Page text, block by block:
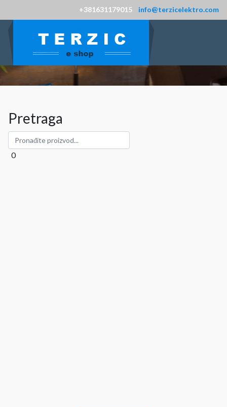
+381631179015 info@terzicelektro.com
Pretraga
0